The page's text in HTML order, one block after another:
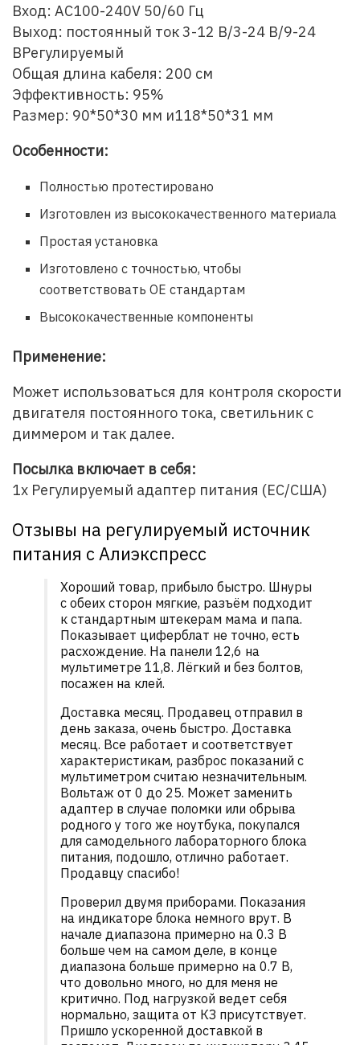
Вход: AC100-240V 50/60 Гц
Выход: постоянный ток 3-12 В/3-24 В/9-24
ВРегулируемый
Общая длина кабеля: 200 см
Эффективность: 95%
Размер: 90*50*30 мм и118*50*31 мм
Особенности:
Полностью протестировано
Изготовлен из высококачественного материала
Простая установка
Изготовлено с точностью, чтобы
соответствовать OE стандартам
Высококачественные компоненты
Применение:
Может использоваться для контроля скорости
двигателя постоянного тока, светильник с
диммером и так далее.
Посылка включает в себя:
1x Регулируемый адаптер питания (ЕС/США)
Отзывы на регулируемый источник
питания с Алиэкспресс
Хороший товар, прибыло быстро. Шнуры
с обеих сторон мягкие, разъём подходит
к стандартным штекерам мама и папа.
Показывает циферблат не точно, есть
расхождение. На панели 12,6 на
мультиметре 11,8. Лёгкий и без болтов,
посажен на клей.
Доставка месяц. Продавец отправил в
день заказа, очень быстро. Доставка
месяц. Все работает и соответствует
характеристикам, разброс показаний с
мультиметром считаю незначительным.
Вольтаж от 0 до 25. Может заменить
адаптер в случае поломки или обрыва
родного у того же ноутбука, покупался
для самодельного лабораторного блока
питания, подошло, отлично работает.
Продавцу спасибо!
Проверил двумя приборами. Показания
на индикаторе блока немного врут. В
начале диапазона примерно на 0.3 В
больше чем на самом деле, в конце
диапазона больше примерно на 0.7 В,
что довольно много, но для меня не
критично. Под нагрузкой ведет себя
нормально, защита от КЗ присутствует.
Пришло ускоренной доставкой в